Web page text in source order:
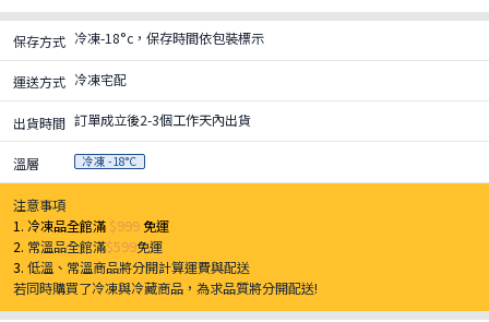
保存方式 冷凍-18°c，保存時間依包裝標示
運送方式 冷凍宅配
出貨時間 訂單成立後2-3個工作天內出貨
溫層 冷凍 -18°C
注意事項
1. 冷凍品全館滿 $999免運
2. 常溫品全館滿$599免運
3.低溫、常溫商品將分開計算運費與配送
若同時購買了冷凍與冷藏商品，為求品質將分開配送!